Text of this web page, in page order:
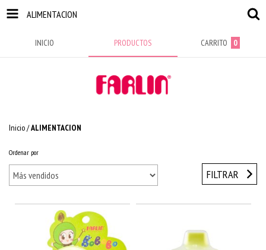
ALIMENTACION
INICIO PRODUCTOS CARRITO 0
Inicio/ALIMENTACION
Ordenar por
FILTRAR